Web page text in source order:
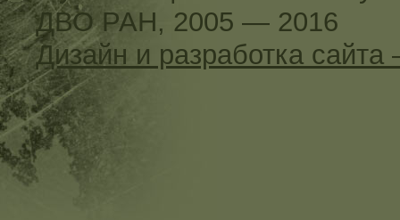
ДВО РАН, 2005 — 2016
Дизайн и разработка